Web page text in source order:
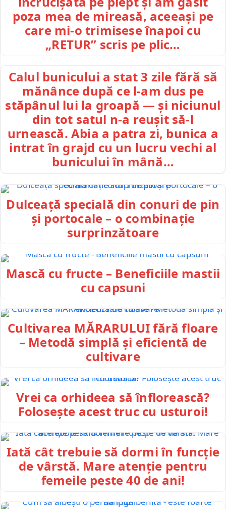
poza mea de mireasă, aceeași pe
care mi-o trimisese înapoi cu
„RETUR” scris pe plic…
Calul bunicului a stat 3 zile fără să
mănânce după ce l-am dus pe
stăpânul lui la groapă — și niciunul
din tot satul n-a reușit să-l
urnească. Abia a patra zi, bunica a
intrat în grajd cu un lucru vechi al
bunicului în mână…
Dulceață specială din conuri de pin
și portocale – o combinație
surprinzătoare
Mască cu fructe – Beneficiile mastii
cu capsuni
Cultivarea MĂRARULUI fără floare
– Metodă simplă și eficientă de
cultivare
Vrei ca orhideea să înflorească?
Folosește acest truc cu usturoi!
Iată cât trebuie să dormi în funcție
de vârstă. Mare atenție pentru
femeile peste 40 de ani!